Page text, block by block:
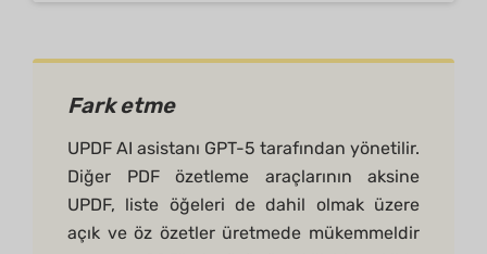
Fark etme
UPDF AI asistanı GPT-5 tarafından yönetilir.
Diğer PDF özetleme araçlarının aksine
UPDF, liste öğeleri de dahil olmak üzere
açık ve öz özetler üretmede mükemmeldir